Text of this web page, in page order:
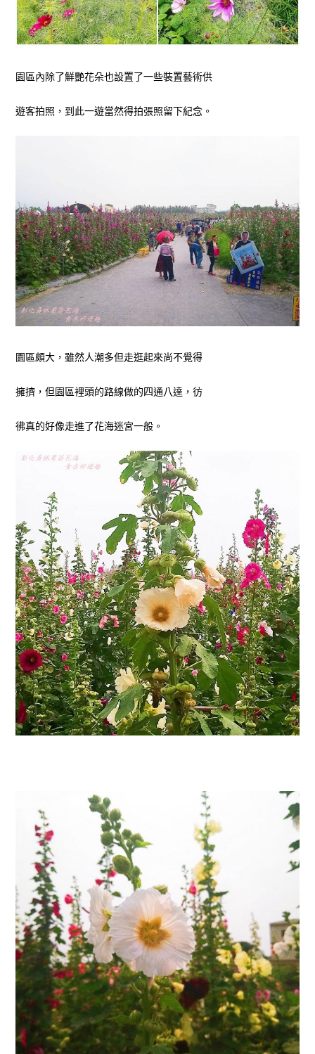
園區內除了鮮艷花朵也設置了一些裝置藝術供
遊客拍照，到此一遊當然得拍張照留下紀念。
園區頗大，雖然人潮多但走逛起來尚不覺得
擁擠，但園區裡頭的路線做的四通八達， 彷
彿真的好像走進了花海迷宮一般。